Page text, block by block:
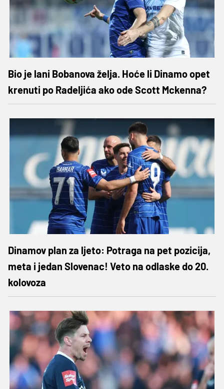
Bio je lani Bobanova želja. Hoće li Dinamo opet
krenuti po Radeljića ako ode Scott Mckenna?
Dinamov plan za ljeto: Potraga na pet pozicija,
meta i jedan Slovenac! Veto na odlaske do 20.
kolovoza